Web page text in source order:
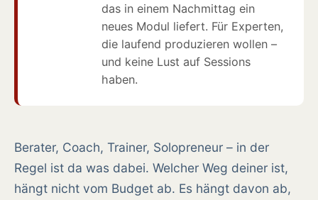
das in einem Nachmittag ein
neues Modul liefert. Für Experten,
die laufend produzieren wollen –
und keine Lust auf Sessions
haben.
Berater, Coach, Trainer, Solopreneur – in der
Regel ist da was dabei. Welcher Weg deiner ist,
hängt nicht vom Budget ab. Es hängt davon ab,